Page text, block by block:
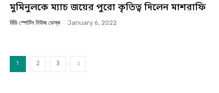
মুমিনুলকে ম্যাচ জয়ের পুরো কৃতিত্ব দিলেন মাশরাফি
বিডি স্পোর্টস নিউজ ডেস্ক - January 6, 2022
1 2 3